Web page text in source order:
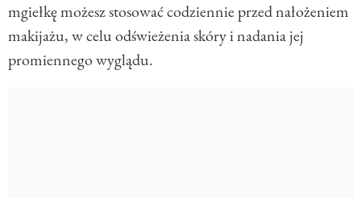
mgiełkę możesz stosować codziennie przed nałożeniem
makijażu, w celu odświeżenia skóry i nadania jej
promiennego wyglądu.